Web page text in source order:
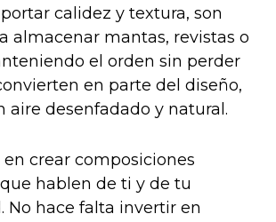
calidez y textura, son
almacenar mantas, revistas o
el orden sin perder
en parte del diseño,
aire desenfadado y natural.
en crear composiciones
hablen de ti y de tu
No hace falta invertir en